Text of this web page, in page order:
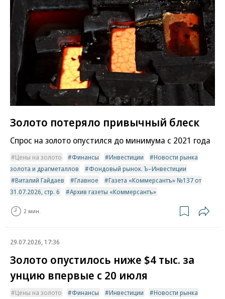
Золото потеряло привычный блеск
Спрос на золото опустился до минимума с 2021 года
Цены на золото Финансы Инвестиции
Новости рынка
золота и драгметаллов
Фондовый рынок. Ъ–Инвестиции
Виталий Гайдаев
Главное
Газета «Коммерсантъ» №137 от
31.07.2026, стр. 6
Архив газеты «Коммерсантъ»
2 мин.
29.07.2026, 17:36
Золото опустилось ниже $4 тыс. за
унцию впервые с 20 июля
Цены на золото Финансы Инвестиции
Новости рынка